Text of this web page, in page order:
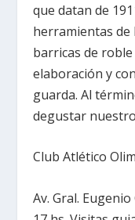
que datan de
herramientas de
barricas de
elaboración y
guarda. Al
degustar
Club Atlético
Av. Gral.